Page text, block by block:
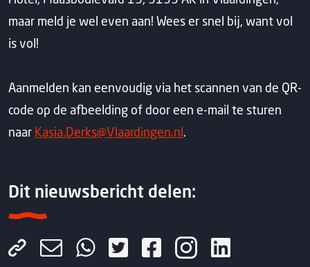
maar meld je wel even aan! Wees er snel bij, want vol
is vol!
Aanmelden kan eenvoudig via het scannen van de QR-
code op de afbeelding of door een e-mail te sturen
naar Kasia.Derks@Vlaardingen.nl.
Dit nieuwsbericht delen: